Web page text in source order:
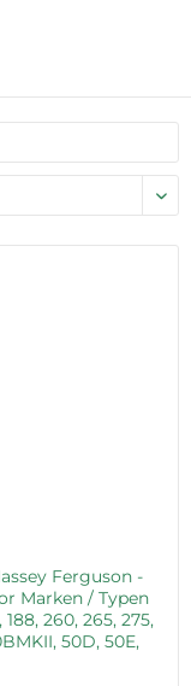
Ferguson -
Marken / Typen
188, 260, 265, 275,
50D, 50E,